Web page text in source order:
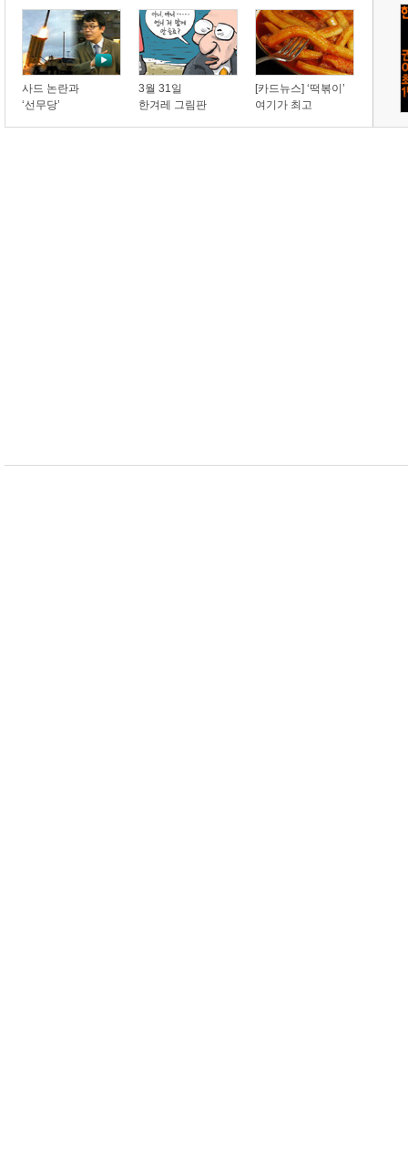
사드 논란과
‘선무당’
3월 31일
한겨레 그림판
[카드뉴스] ‘떡볶이’
여기가 최고